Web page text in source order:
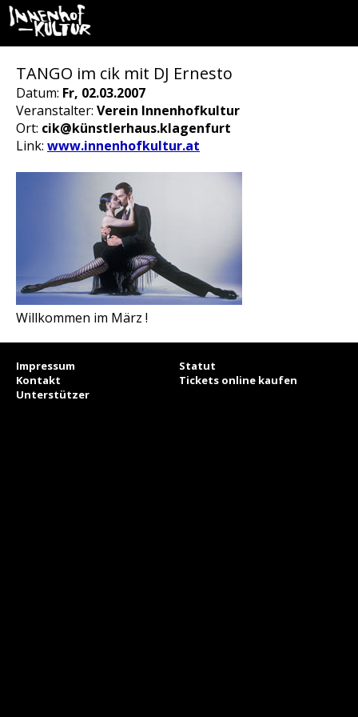
TANGO im cik mit DJ Ernesto
Datum: Fr, 02.03.2007
Veranstalter: Verein Innenhofkultur
Ort: cik@künstlerhaus.klagenfurt
Link: www.innenhofkultur.at
Willkommen im März !
Impressum
Statut
Kontakt
Tickets online kaufen
Unterstützer